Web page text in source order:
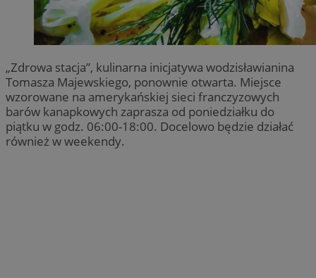
„Zdrowa stacja”, kulinarna inicjatywa wodzisławianina
Tomasza Majewskiego, ponownie otwarta. Miejsce
wzorowane na amerykańskiej sieci franczyzowych
barów kanapkowych zaprasza od poniedziałku do
piątku w godz. 06:00-18:00. Docelowo będzie działać
również w weekendy.